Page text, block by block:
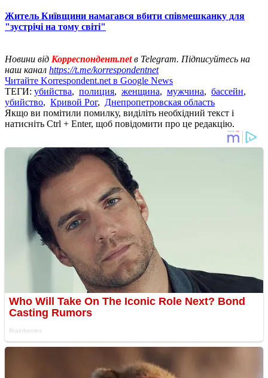
Житель Київщини намагався вбити співмешканку для
"зустрічі на тому світі"
Новини від Корреспондент.netв Telegram. Підписуйтесь на
наш канал https://t.me/korrespondentnet
Читайте Korrespondent.net в Google News
ТЕГИ: убийства, полиция, женщина, мужчина, бассейн,
убийство, Кривой Рог, Днепропетровская область
Якщо ви помітили помилку, виділіть необхідний текст і
натисніть Ctrl + Enter, щоб повідомити про це редакцію.